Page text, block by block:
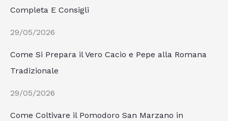
Completa E Consigli
29/05/2026
Come Si Prepara il Vero Cacio e Pepe alla Romana
Tradizionale
29/05/2026
Come Coltivare il Pomodoro San Marzano in